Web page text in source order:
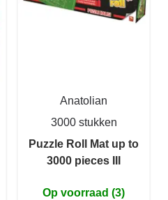
Anatolian
3000 stukken
Puzzle Roll Mat up to
3000 pieces III
Op voorraad (3)